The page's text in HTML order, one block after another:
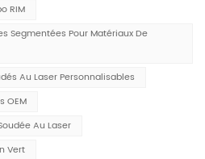
RIM
Segmentées Pour Matériaux De
Au Laser Personnalisables
OEM
Au Laser
Vert